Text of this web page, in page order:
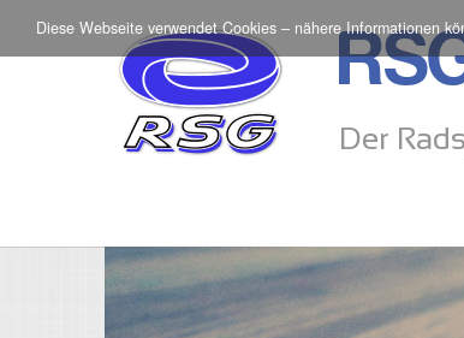
Diese Webseite verwendet Cookies – nähere Informationen
Der